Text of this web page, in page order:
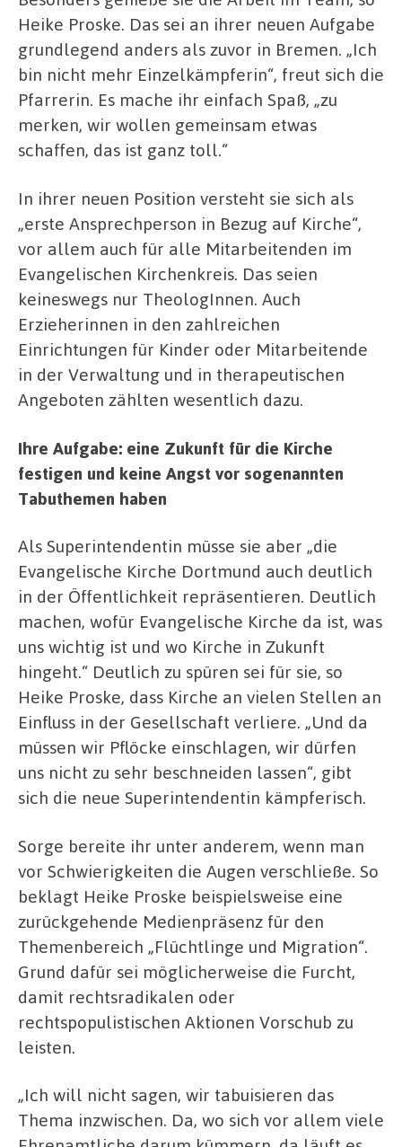
Heike Proske. Das sei an ihrer neuen Aufgabe
grundlegend anders als zuvor in Bremen. „Ich
bin nicht mehr Einzelkämpferin“, freut sich die
Pfarrerin. Es mache ihr einfach Spaß, „zu
merken, wir wollen gemeinsam etwas
schaffen, das ist ganz toll.“
In ihrer neuen Position versteht sie sich als
„erste Ansprechperson in Bezug auf Kirche“,
vor allem auch für alle Mitarbeitenden im
Evangelischen Kirchenkreis. Das seien
keineswegs nur TheologInnen. Auch
Erzieherinnen in den zahlreichen
Einrichtungen für Kinder oder Mitarbeitende
in der Verwaltung und in therapeutischen
Angeboten zählten wesentlich dazu.
Ihre Aufgabe: eine Zukunft für die Kirche
festigen und keine Angst vor sogenannten
Tabuthemen haben
Als Superintendentin müsse sie aber „die
Evangelische Kirche Dortmund auch deutlich
in der Öffentlichkeit repräsentieren. Deutlich
machen, wofür Evangelische Kirche da ist, was
uns wichtig ist und wo Kirche in Zukunft
hingeht.“ Deutlich zu spüren sei für sie, so
Heike Proske, dass Kirche an vielen Stellen an
Einfluss in der Gesellschaft verliere. „Und da
müssen wir Pflöcke einschlagen, wir dürfen
uns nicht zu sehr beschneiden lassen“, gibt
sich die neue Superintendentin kämpferisch.
Sorge bereite ihr unter anderem, wenn man
vor Schwierigkeiten die Augen verschließe. So
beklagt Heike Proske beispielsweise eine
zurückgehende Medienpräsenz für den
Themenbereich „Flüchtlinge und Migration“.
Grund dafür sei möglicherweise die Furcht,
damit rechtsradikalen oder
rechtspopulistischen Aktionen Vorschub zu
leisten.
„Ich will nicht sagen, wir tabuisieren das
Thema inzwischen. Da, wo sich vor allem viele